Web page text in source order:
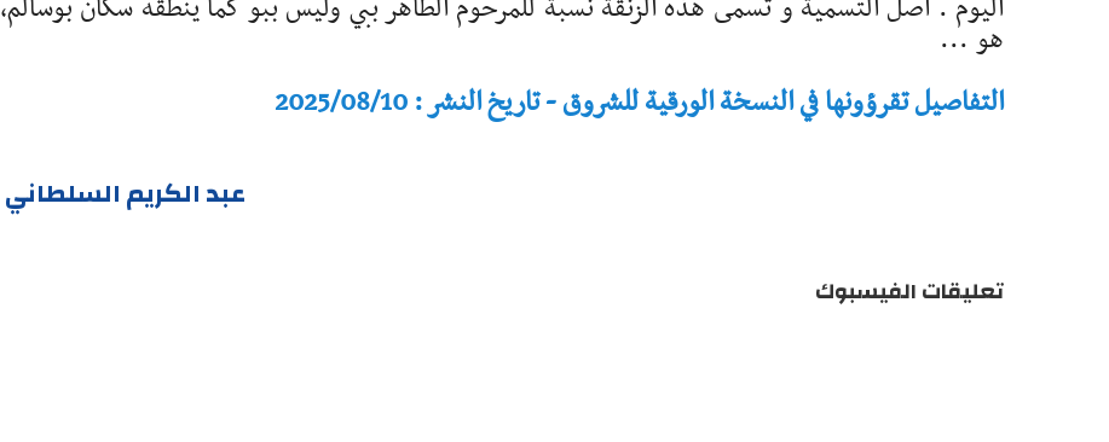
هو ...
التفاصيل تقرؤونها في النسخة الورقية للشروق - تاريخ النشر : 2025/08/10
عبد الكريم السلطاني
تعليقات الفيسبوك